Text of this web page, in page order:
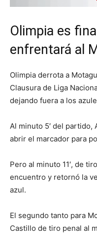
Olimpia es
enfrentará al
Olimpia derrota a
Clausura de Liga
dejando fuera a los
Al minuto 5′ del
abrir el marcador para
Pero al minuto 11′, de
encuentro y retornó la
azul.
El segundo tanto para
Castillo de tiro penal al